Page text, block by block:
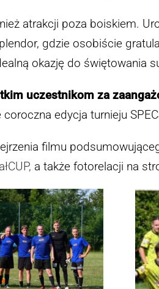
atrakcji poza boiskiem.
gdzie osobiście
okazję do świętowania
uczestnikom za
coroczna edycja turnieju
filmu
a także fotorelacji na